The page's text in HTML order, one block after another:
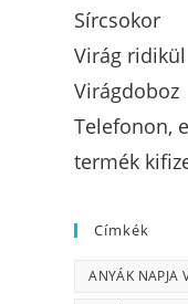
Sírcsokor
Virág ridikül
Virágdoboz
Telefonon,
termék
Címkék
ANYÁK NAPJA